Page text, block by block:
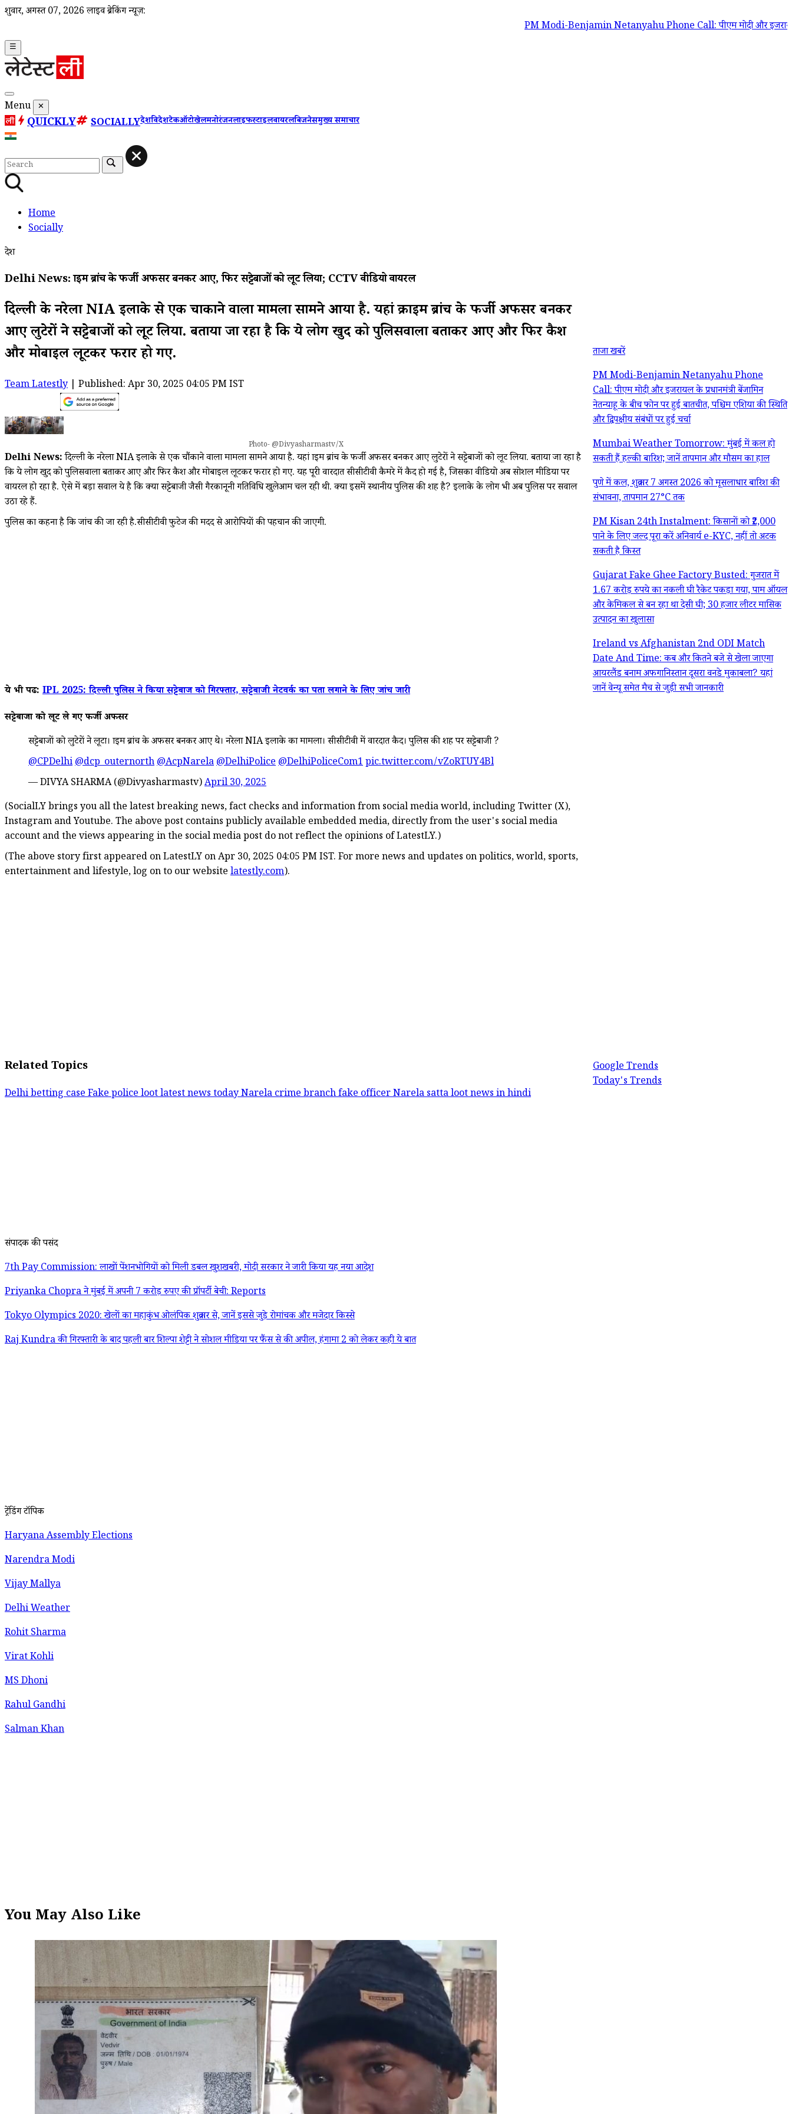
शुक्रवार, अगस्त 07, 2026 लाइव ब्रेकिंग न्यूज़:
PM Modi-Benjamin Netanyahu Phone Call: पीएम मोदी और इजरायल के प्रधानमंत्री
☰
Menu ✕
QUICKLY SOCIALLYदेशविदेशटेकऑटोखेलमनोरंजनलाइफस्टाइलवायरलबिजनेसमुख्य समाचार
Home
Socially
देश
Delhi News: क्राइम ब्रांच के फर्जी अफसर बनकर आए, फिर सट्टेबाजों को लूट लिया; CCTV वीडियो वायरल
दिल्ली के नरेला NIA इलाके से एक चौंकाने वाला मामला सामने आया है. यहां क्राइम ब्रांच के फर्जी अफसर बनकर
आए लुटेरों ने सट्टेबाजों को लूट लिया. बताया जा रहा है कि ये लोग खुद को पुलिसवाला बताकर आए और फिर कैश
और मोबाइल लूटकर फरार हो गए.
Team Latestly | Published: Apr 30, 2025 04:05 PM IST
Photo- @Divyasharmastv/X
Delhi News:दिल्ली के नरेला NIA इलाके से एक चौंकाने वाला मामला सामने आया है. यहां क्राइम ब्रांच के फर्जी अफसर बनकर आए लुटेरों ने सट्टेबाजों को लूट लिया. बताया जा रहा है
कि ये लोग खुद को पुलिसवाला बताकर आए और फिर कैश और मोबाइल लूटकर फरार हो गए. यह पूरी वारदात सीसीटीवी कैमरे में कैद हो गई है, जिसका वीडियो अब सोशल मीडिया पर
वायरल हो रहा है. ऐसे में बड़ा सवाल ये है कि क्या सट्टेबाजी जैसी गैरकानूनी गतिविधि खुलेआम चल रही थी. क्या इसमें स्थानीय पुलिस की शह है? इलाके के लोग भी अब पुलिस पर सवाल
उठा रहे हैं.
पुलिस का कहना है कि जांच की जा रही है.सीसीटीवी फुटेज की मदद से आरोपियों की पहचान की जाएगी.
ये भी पढें: IPL 2025: दिल्ली पुलिस ने किया सट्टेबाज को गिरफ्तार, सट्टेबाजी नेटवर्क का पता लगाने के लिए जांच जारी
सट्टेबाजों को लूट ले गए फर्जी अफसर
सट्टेबाजों को लुटेरों ने लूटा। क्राइम ब्रांच के अफसर बनकर आए थे। नरेला NIA इलाके का मामला। सीसीटीवी में वारदात कैद। पुलिस की शह पर सट्टेबाजी ?
@CPDelhi@dcp_outernorth@AcpNarela@DelhiPolice@DelhiPoliceCom1pic.twitter.com/vZoRTUY4Bl
— DIVYA SHARMA (@Divyasharmastv)April 30, 2025
(SocialLY brings you all the latest breaking news, fact checks and information from social media world, including Twitter (X),
Instagram and Youtube. The above post contains publicly available embedded media, directly from the user's social media
account and the views appearing in the social media post do not reflect the opinions of LatestLY.)
(The above story first appeared on LatestLY on Apr 30, 2025 04:05 PM IST. For more news and updates on politics, world, sports,
entertainment and lifestyle, log on to our website latestly.com).
Related Topics
Delhi betting caseFake police lootlatest news todayNarela crime branch fake officerNarela satta lootnews in hindi
ताजा खबरें
PM Modi-Benjamin Netanyahu Phone
Call: पीएम मोदी और इजरायल के प्रधानमंत्री बेंजामिन
नेतन्याहू के बीच फोन पर हुई बातचीत, पश्चिम एशिया की स्थिति
और द्विपक्षीय संबंधों पर हुई चर्चा
Mumbai Weather Tomorrow: मुंबई में कल हो
सकती हैं हल्की बारिश; जानें तापमान और मौसम का हाल
पुणे में कल, शुक्रवार 7 अगस्त 2026 को मूसलाधार बारिश की
संभावना, तापमान 27°C तक
PM Kisan 24th Instalment: किसानों को ₹2,000
पाने के लिए जल्द पूरा करें अनिवार्य e-KYC, नहीं तो अटक
सकती है किस्त
Gujarat Fake Ghee Factory Busted: गुजरात में
1.67 करोड़ रुपये का नकली घी रैकेट पकड़ा गया, पाम ऑयल
और केमिकल से बन रहा था देसी घी; 30 हजार लीटर मासिक
उत्पादन का खुलासा
Ireland vs Afghanistan 2nd ODI Match
Date And Time: कब और कितने बजे से खेला जाएगा
आयरलैंड बनाम अफगानिस्तान दूसरा वनडे मुकाबला? यहां
जानें वेन्यू समेत मैच से जुड़ी सभी जानकारी
Google Trends
Today's Trends
संपादक की पसंद
7th Pay Commission: लाखों पेंशनभोगियों को मिली डबल खुशखबरी, मोदी सरकार ने जारी किया यह नया आदेश
Priyanka Chopra ने मुंबई में अपनी 7 करोड़ रुपए की प्रॉपर्टी बेची: Reports
Tokyo Olympics 2020: खेलों का महाकुंभ ओलंपिक शुक्रवार से, जानें इससे जुड़े रोमांचक और मजेदार किस्से
Raj Kundra की गिरफ्तारी के बाद पहली बार शिल्पा शेट्टी ने सोशल मीडिया पर फैंस से की अपील, हंगामा 2 को लेकर कही ये बात
ट्रेंडिंग टॉपिक
Haryana Assembly Elections
Narendra Modi
Vijay Mallya
Delhi Weather
Rohit Sharma
Virat Kohli
MS Dhoni
Rahul Gandhi
Salman Khan
You May Also Like